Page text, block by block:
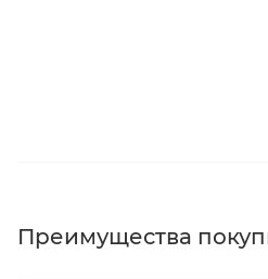
Преимущества